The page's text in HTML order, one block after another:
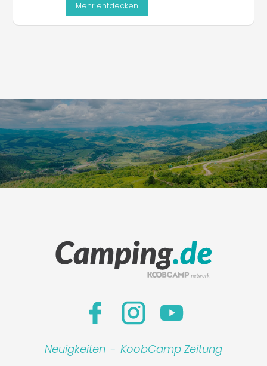
Mehr entdecken
Neuigkeiten - KoobCamp Zeitung